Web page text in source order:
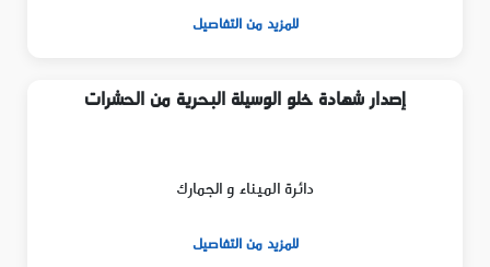
للمزيد من التفاصيل
إصدار شهادة خلو الوسيلة البحرية من الحشرات
دائرة الميناء و الجمارك
للمزيد من التفاصيل